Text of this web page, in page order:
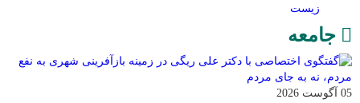
زیست
جامعه
05 آگوست 2026